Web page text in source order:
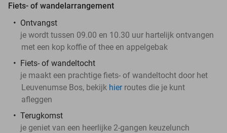
Fiets- of wandelarrangement
Ontvangst
je wordt tussen 09.00 en 10.30 uur hartelijk ontvangen
met een kop koffie of thee en appelgebak
Fiets- of wandeltocht
je maakt een prachtige fiets- of wandeltocht door het
Leuvenumse Bos, bekijk hierroutes die je kunt
afleggen
Terugkomst
je geniet van een heerlijke 2-gangen keuzelunch